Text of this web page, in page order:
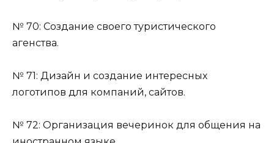
№ 70: Создание своего туристического
агенства.
№ 71: Дизайн и создание интересных
логотипов для компаний, сайтов.
№ 72: Организация вечеринок для общения на